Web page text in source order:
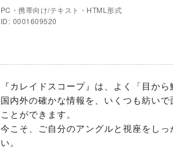
PC・携帯向け/テキスト・HTML形式
ID: 0001609520
『カレイドスコープ』は、よく「目から
国内外の確かな情報を、いくつも紡い
ことができます。
今こそ、ご自分のアングルと視座をし
い。